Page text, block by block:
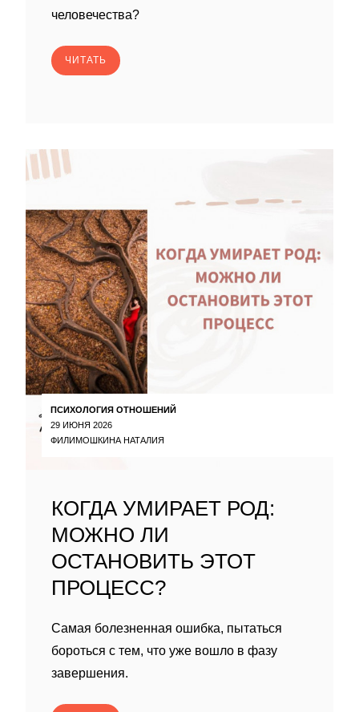
человечества?
ЧИТАТЬ
ПСИХОЛОГИЯ ОТНОШЕНИЙ
29 ИЮНЯ 2026
ФИЛИМОШКИНА НАТАЛИЯ
КОГДА УМИРАЕТ РОД:
МОЖНО ЛИ
ОСТАНОВИТЬ ЭТОТ
ПРОЦЕСС?
Самая болезненная ошибка, пытаться
бороться с тем, что уже вошло в фазу
завершения.